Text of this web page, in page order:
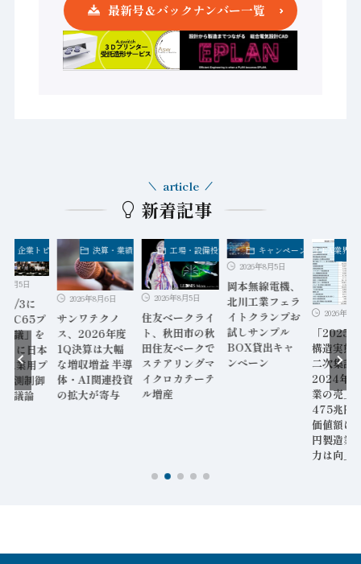
最新号＆バックナンバー一覧
新着記事
article
・企業トピックス
8月5日
7/3に
TC65プ
議」を
りに日本
工業用プ
計測制御
議論
決算・業績
2026年8月6日
サンワテクノ
ス、2026年度
1Q決算は大幅
な増収増益 半導
体・AI関連投資
の拡大が寄与
工場・設備投資
2026年8月5日
住友ベークライ
ト、秋田市の秋
田住友ベークで
ステアリングマ
イクロカテーテ
ル増産
キャンペーン
2026年8月5日
岡本無線電機、
北川工業フェラ
イトクランプお
試しサンプル
BOX貸出キャ
ンペーン
FA業界・
2026年8
「2025
構造実態
二次集計
2024年
業の売上
475兆円
価値額は
円製造業
力は向上